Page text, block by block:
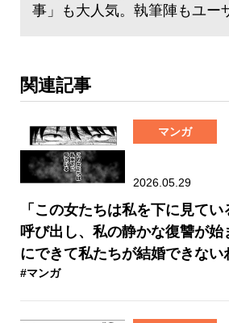
事」も大人気。執筆陣もユー
関連記事
マンガ
2026.05.29
「この女たちは私を下に見て
呼び出し、私の静かな復讐が始
にできて私たちが結婚できない
#マンガ